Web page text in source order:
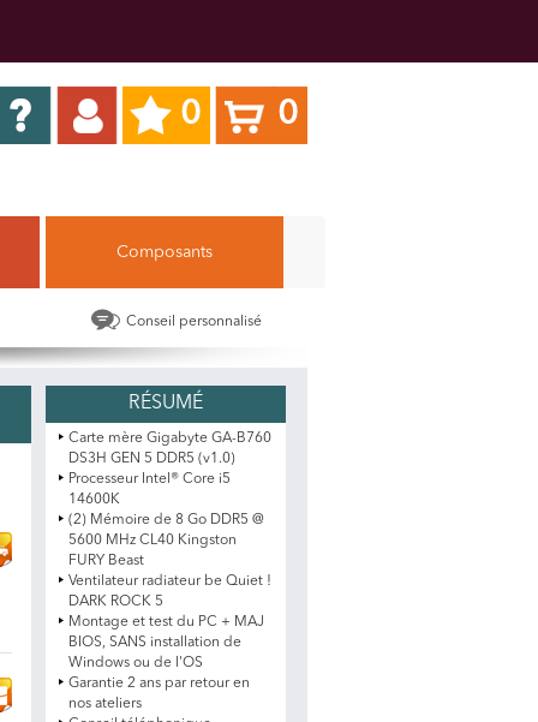
0 0
Composants
Conseil personnalisé
Carte mère Gigabyte GA-B760
DS3H GEN 5 DDR5 (v1.0)
Processeur Intel® Core i5
14600K
(2) Mémoire de 8 Go DDR5 @
5600 MHz CL40 Kingston
FURY Beast
Ventilateur radiateur be Quiet !
DARK ROCK 5
Montage et test du PC + MAJ
BIOS, SANS installation de
Windows ou de l'OS
Garantie 2 ans par retour en
nos ateliers